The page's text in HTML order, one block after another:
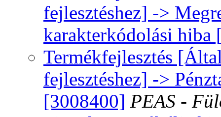
fejlesztéshez] ->
karakterkódolási hiba
Termékfejlesztés
fejlesztéshez] ->
[3008400] PEAS -